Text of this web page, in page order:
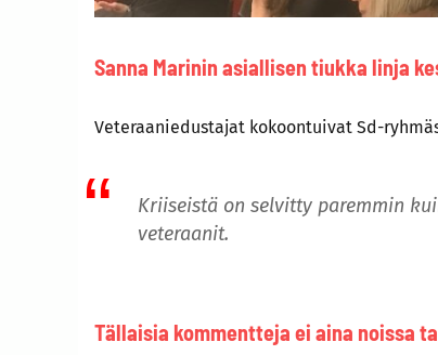
Sanna Marinin asiallisen tiukka linja
Veteraaniedustajat kokoontuivat Sd-
Kriiseistä on selvitty paremmin
veteraanit.
Tällaisia kommentteja ei aina noissa